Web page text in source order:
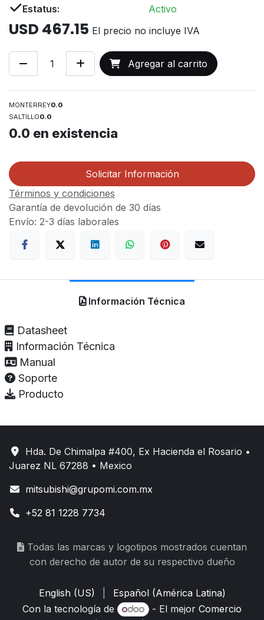
Estatus:
Activo
USD 467.15 El precio no incluye IVA
Agregar al carrito
MONTERREY0.0
SALTILLO0.0
0.0 en existencia
Solicitar Información
Términos y condiciones
Garantía de devolución de 30 días
Envío: 2-3 días laborales
Información Técnica
Datasheet
Información Técnica
Manual
Soporte
Producto
Hda. De Chimalpa #400, Ex Hacienda el Rosario •
Juarez NL 67288 • Mexico
mitsubishi@grupomi.com.mx
+52 81 1228 7734
Todas las marcas y logotipos mostrados cuentan
con derecho de autor de su respectivo dueño
English (US)
Español (América Latina)
Con la tecnología de
- El mejorComercio